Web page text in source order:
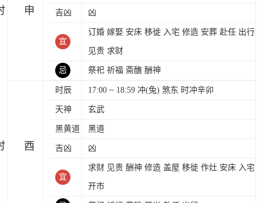
吉凶 凶
宜
订婚 嫁娶 安床 移徙 入宅 修造 安葬 赴任 出行
见贵 求财
忌 祭祀 祈福 斋醮 酬神
时辰 17:00 ~ 18:59 冲(兔) 煞东 时冲辛卯
天神 玄武
黑黄道 黑道
吉凶 凶
宜
求财 见贵 酬神 修造 盖屋 移徙 作灶 安床 入宅
开市